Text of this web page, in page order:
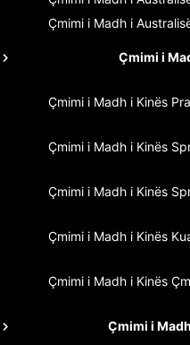
Çmimi i Madh i
Çmimi i
Çmimi i Madh i Kinës
Çmimi i Madh i Kinës
Çmimi i Madh i Kinës
Çmimi i Madh i Kinës
Çmimi i Madh i Kinës
Çmimi i